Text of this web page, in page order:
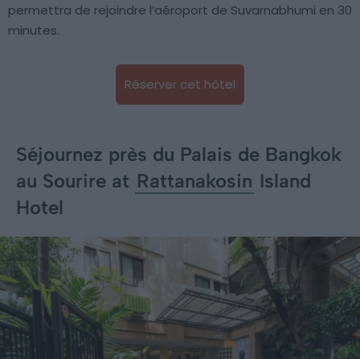
permettra de rejoindre l’aéroport de Suvarnabhumi en 30
minutes.
Réserver cet hôtel
Séjournez près du Palais de Bangkok
au Sourire at Rattanakosin Island
Hotel